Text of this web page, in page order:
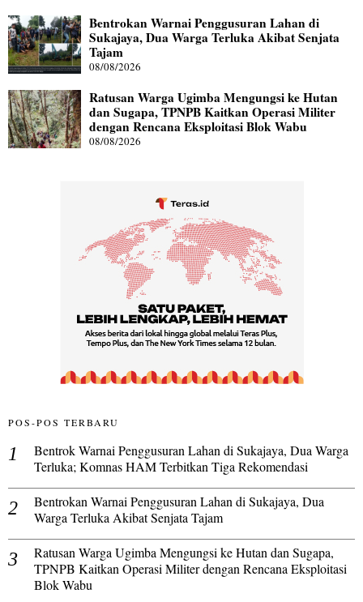
Bentrokan Warnai Penggusuran Lahan di
Sukajaya, Dua Warga Terluka Akibat Senjata
Tajam
08/08/2026
Ratusan Warga Ugimba Mengungsi ke Hutan
dan Sugapa, TPNPB Kaitkan Operasi Militer
dengan Rencana Eksploitasi Blok Wabu
08/08/2026
POS-POS TERBARU
Bentrok Warnai Penggusuran Lahan di Sukajaya, Dua Warga
Terluka; Komnas HAM Terbitkan Tiga Rekomendasi
Bentrokan Warnai Penggusuran Lahan di Sukajaya, Dua
Warga Terluka Akibat Senjata Tajam
Ratusan Warga Ugimba Mengungsi ke Hutan dan Sugapa,
TPNPB Kaitkan Operasi Militer dengan Rencana Eksploitasi
Blok Wabu